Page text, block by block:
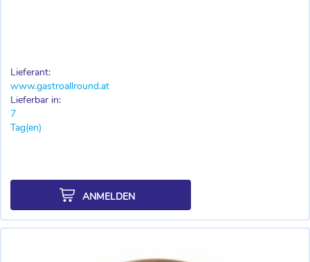
Lieferant:
www.gastroallround.at
Lieferbar in:
7
Tag(en)
ANMELDEN